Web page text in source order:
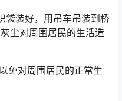
袋装好，用吊车吊装到桥
尘对周围居民的生活造
免对周围居民的正常生